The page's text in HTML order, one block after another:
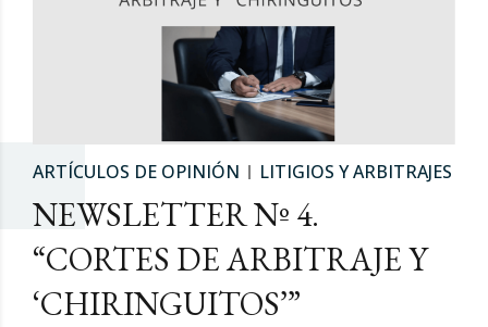
ARTÍCULOS DE OPINIÓN LITIGIOS Y ARBITRAJES
NEWSLETTER Nº 4.
“CORTES DE ARBITRAJE Y
‘CHIRINGUITOS’”